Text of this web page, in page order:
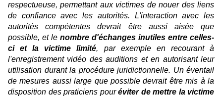
respectueuse, permettant aux victimes de nouer des liens
de confiance avec les autorités. L'interaction avec les
autorités compétentes devrait être aussi aisée que
possible, et le nombre d'échanges inutiles entre celles-
ci et la victime limité, par exemple en recourant à
l'enregistrement vidéo des auditions et en autorisant leur
utilisation durant la procédure juridictionnelle. Un éventail
de mesures aussi large que possible devrait être mis à la
disposition des praticiens pouréviter de mettre la victime